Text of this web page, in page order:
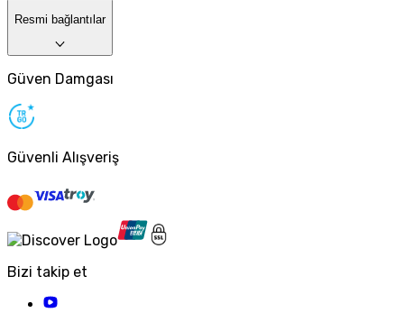
Resmi bağlantılar
Güven Damgası
Güvenli Alışveriş
Bizi takip et